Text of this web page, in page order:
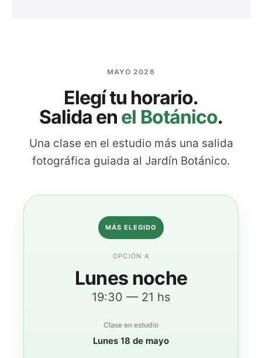
MAYO 2026
Elegí tu horario.
Salida en el Botánico.
Una clase en el estudio más una salida
fotográfica guiada al Jardín Botánico.
MÁS ELEGIDO
OPCIÓN A
Lunes noche
19:30 — 21 hs
Clase en estudio
Lunes 18 de mayo